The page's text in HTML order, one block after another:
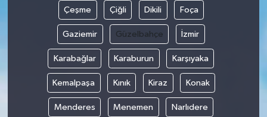
Çeşme Çiğli Dikili Foça
Gaziemir Güzelbahçe İzmir
Karabağlar Karaburun Karşıyaka
Kemalpaşa Kınık Kiraz Konak
Menderes Menemen Narlıdere